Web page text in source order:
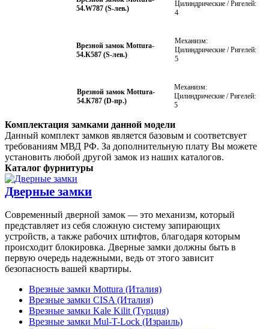
54.W787 (S-лев.)
Цилиндрические / Ригелей:
4
Врезной замок Mottura-
54.К587 (S-лев.)
Механизм:
Цилиндрические / Ригелей:
5
Врезной замок Mottura-
54.К787 (D-пр.)
Механизм:
Цилиндрические / Ригелей:
5
Комплектация замками данной модели
Данный комплект замков является базовым и соответсвует
требованиям МВД РФ. За дополнительную плату Вы можете
установить любой другой замок из наших каталогов.
Каталог фурнитуры
Дверные замки
Современный дверной замок — это механизм, который
представляет из себя сложную систему запирающих
устройств, а также рабочих штифтов, благодаря которым
происходит блокировка. Дверные замки должны быть в
первую очередь надежными, ведь от этого зависит
безопасность вашей квартиры.
Врезные замки Mottura (Италия)
Врезные замки CISA (Италия)
Врезные замки Kale Kilit (Турция)
Врезные замки Mul-T-Lock (Израиль)